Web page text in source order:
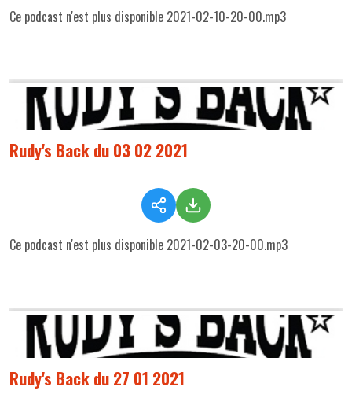
Ce podcast n'est plus disponible 2021-02-10-20-00.mp3
Rudy's Back du 03 02 2021
Ce podcast n'est plus disponible 2021-02-03-20-00.mp3
Rudy's Back du 27 01 2021